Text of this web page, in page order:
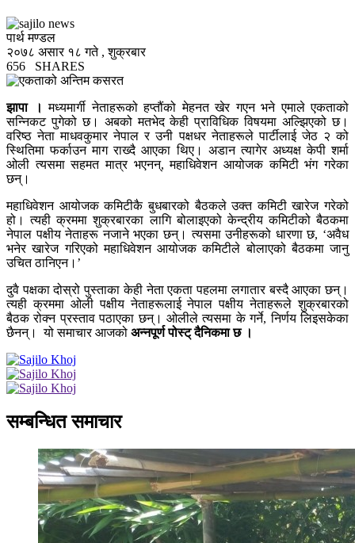
पार्थ मण्डल
२०७८ असार १८ गते , शुक्रबार
656
SHARES
झापा । मध्यमार्गी नेताहरूको हप्तौंको मेहनत खेर गएन भने एमाले एकताको
सन्निकट पुगेको छ। अबको मतभेद केही प्राविधिक विषयमा अल्झिएको छ।
वरिष्ठ नेता माधवकुमार नेपाल र उनी पक्षधर नेताहरूले पार्टीलाई जेठ २ को
स्थितिमा फर्काउन माग राख्दै आएका थिए। अडान त्यागेर अध्यक्ष केपी शर्मा
ओली त्यसमा सहमत मात्र भएनन्, महाधिवेशन आयोजक कमिटी भंग गरेका
छन्।
महाधिवेशन आयोजक कमिटीकै बुधबारको बैठकले उक्त कमिटी खारेज गरेको
हो। त्यही क्रममा शुक्रबारका लागि बोलाइएको केन्द्रीय कमिटीको बैठकमा
नेपाल पक्षीय नेताहरू नजाने भएका छन्। त्यसमा उनीहरूको धारणा छ, ‘अवैध
भनेर खारेज गरिएको महाधिवेशन आयोजक कमिटीले बोलाएको बैठकमा जानु
उचित ठानिएन।’
दुवै पक्षका दोस्रो पुस्ताका केही नेता एकता पहलमा लगातार बस्दै आएका छन्।
त्यही क्रममा ओली पक्षीय नेताहरूलाई नेपाल पक्षीय नेताहरूले शुक्रबारको
बैठक रोक्न प्रस्ताव पठाएका छन्। ओलीले त्यसमा के गर्ने, निर्णय लिइसकेका
छैनन्। यो समाचार आजको अन्नपूर्ण पोस्ट् दैनिकमा छ ।
सम्बन्धित समाचार